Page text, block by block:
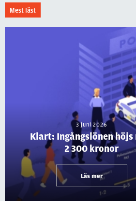
Mest läst
3 juni 2026
Klart: Ingångslönen höjs
2 300 kronor
Läs mer